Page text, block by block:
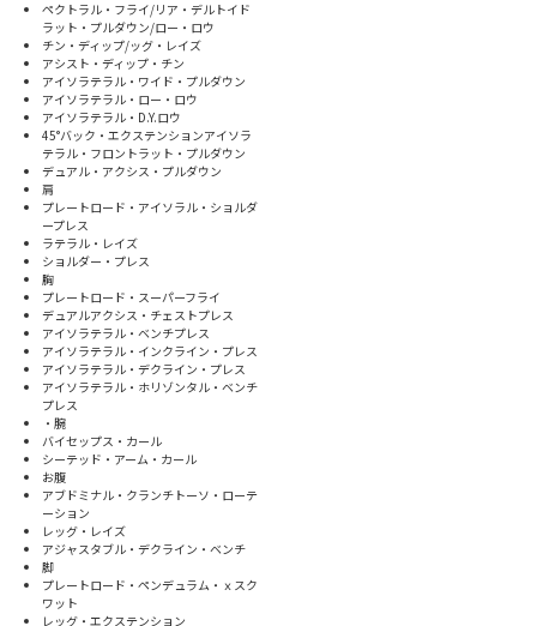
ペクトラル・フライ/リア・デルトイド
ラット・プルダウン/ロー・ロウ
チン・ディップ/ッグ・レイズ
アシスト・ディップ・チン
アイソラテラル・ワイド・プルダウン
アイソラテラル・ロー・ロウ
アイソラテラル・D.Y.ロウ
45°バック・エクステンションアイソラ
テラル・フロントラット・プルダウン
デュアル・アクシス・プルダウン
肩
プレートロード・アイソラル・ショルダ
ープレス
ラテラル・レイズ
ショルダー・プレス
胸
プレートロード・スーパーフライ
デュアルアクシス・チェストプレス
アイソラテラル・ベンチプレス
アイソラテラル・インクライン・プレス
アイソラテラル・デクライン・プレス
アイソラテラル・ホリゾンタル・ベンチ
プレス
・腕
バイセップス・カール
シーテッド・アーム・カール
お腹
アブドミナル・クランチトーソ・ローテ
ーション
レッグ・レイズ
アジャスタブル・デクライン・ベンチ
脚
プレートロード・ペンデュラム・ｘスク
ワット
レッグ・エクステンション